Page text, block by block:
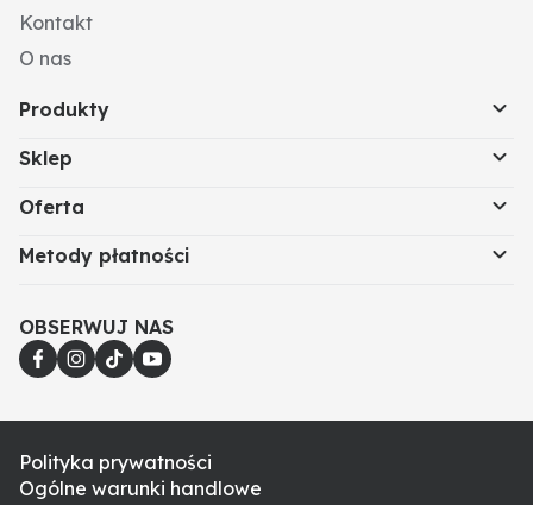
Kontakt
O nas
Produkty
Sklep
Oferta
Metody płatności
OBSERWUJ NAS
Polityka prywatności
Ogólne warunki handlowe